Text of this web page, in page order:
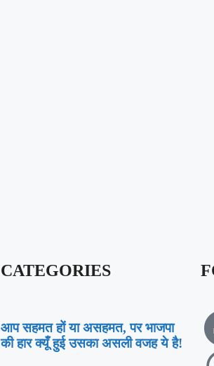
CATEGORIES
आप सहमत हों या असहमत, पर भाजपा
की हार क्यूँ हुई उसका असली वजह ये है!